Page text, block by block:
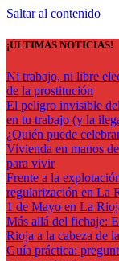
Saltar al contenido
¡ÚLTIMAS NOTICIAS!
Ni trabajo, ni libre
de la prostitución
El peligro invisible
en tu trabajo (y la
¿Quién puede
Vivienda en manos
para vivir
Frente a la
regularización en La
1 de Mayo en La
Más allá del fichaje:
Rioja a la cabeza de
Guía práctica: